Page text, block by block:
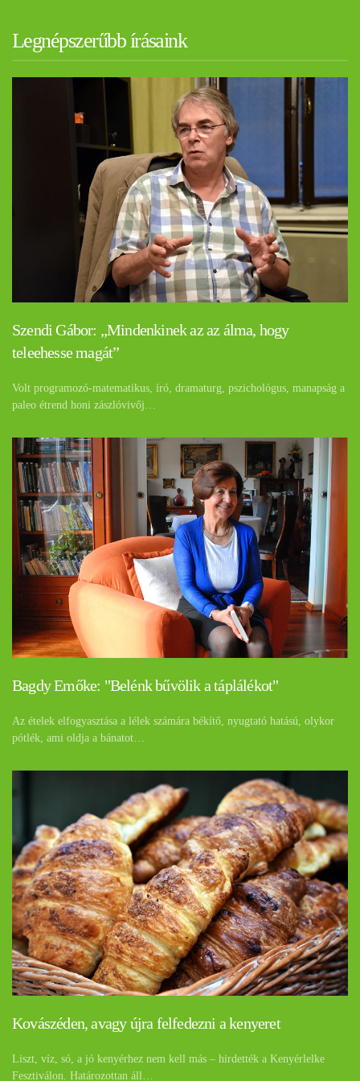
Legnépszerűbb írásaink
Szendi Gábor: „Mindenkinek az az álma, hogy
teleehesse magát”
Volt programozó-matematikus, író, dramaturg, pszichológus, manapság a
paleo étrend honi zászlóvivőj…
Bagdy Emőke: "Belénk bűvölik a táplálékot"
Az ételek elfogyasztása a lélek számára békítő, nyugtató hatású, olykor
pótlék, ami oldja a bánatot…
Kovászéden, avagy újra felfedezni a kenyeret
Liszt, víz, só, a jó kenyérhez nem kell más – hirdették a Kenyérlelke
Fesztiválon. Határozottan áll…